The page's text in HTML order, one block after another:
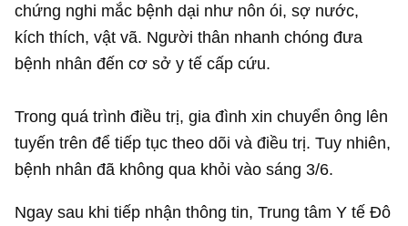
chứng nghi mắc bệnh dại như nôn ói, sợ nước,
kích thích, vật vã. Người thân nhanh chóng đưa
bệnh nhân đến cơ sở y tế cấp cứu.
Trong quá trình điều trị, gia đình xin chuyển ông lên
tuyến trên để tiếp tục theo dõi và điều trị. Tuy nhiên,
bệnh nhân đã không qua khỏi vào sáng 3/6.
Ngay sau khi tiếp nhận thông tin, Trung tâm Y tế Đô